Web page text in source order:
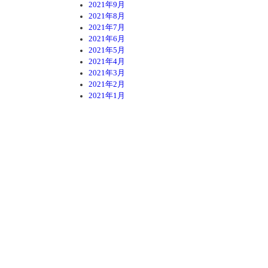
2021年9月
2021年8月
2021年7月
2021年6月
2021年5月
2021年4月
2021年3月
2021年2月
2021年1月